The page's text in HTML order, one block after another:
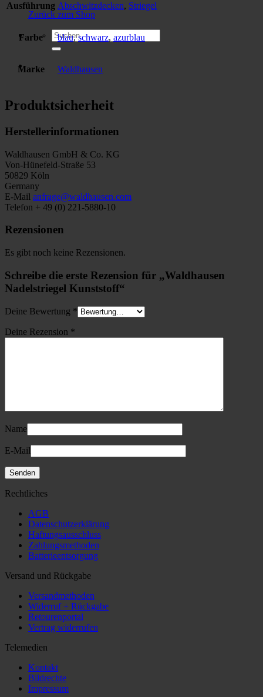
Zurück zum Shop
Suchen
nach:
Ausführung Abschwitzdecken, Striegel
Farbe blau,schwarz, azurblau
Marke Waldhausen
Produktsicherheit
Herstellerinformationen
Waldhausen GmbH & Co. KG
Von-Hünefeld-Straße 53
50829 Köln
Germany
E-Mail anfrage@waldhausen.com
Telefon + 49 (0) 221-5880-10
Rezensionen
Es gibt noch keine Rezensionen.
Schreibe die erste Rezension für „Waldhausen
Nadelstriegel Kunststoff“
Deine Bewertung *
Deine Rezension *
Name
E-Mail
Rechtliches
AGB
Datenschutzerklärung
Haftungsausschluss
Zahlungsmethoden
Batterieentsorgung
Versand und Rückgabe
Versandmethoden
Widerruf + Rückgabe
Retourenportal
Vertrag widerrufen
Telemedien
Kontakt
Bildrechte
Impressum